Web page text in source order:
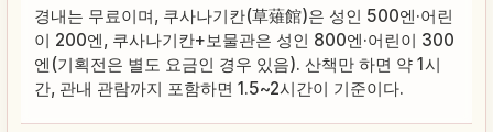
경내는 무료이며, 쿠사나기칸(草薙館)은 성인 500엔·어린
이 200엔, 쿠사나기칸+보물관은 성인 800엔·어린이 300
엔(기획전은 별도 요금인 경우 있음). 산책만 하면 약 1시
간, 관내 관람까지 포함하면 1.5~2시간이 기준이다.